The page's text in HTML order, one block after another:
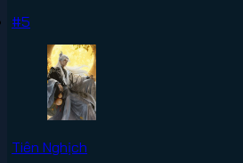
#5
Tiên Nghịch